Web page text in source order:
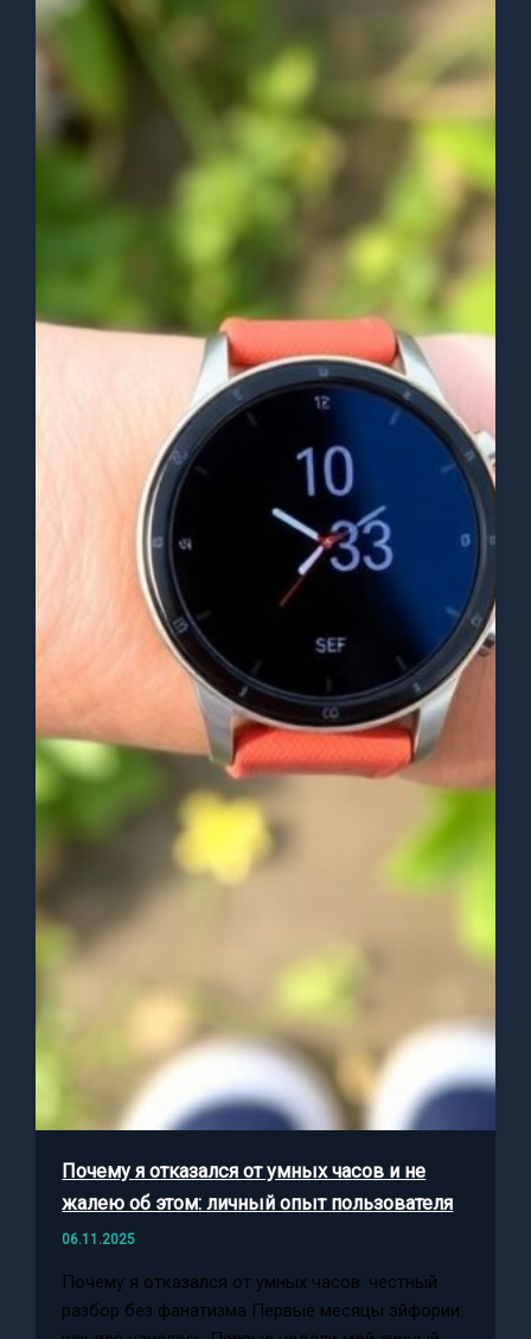
Почему я отказался от умных часов и не
жалею об этом: личный опыт пользователя
06.11.2025
Почему я отказался от умных часов: честный
разбор без фанатизма Первые месяцы эйфории: